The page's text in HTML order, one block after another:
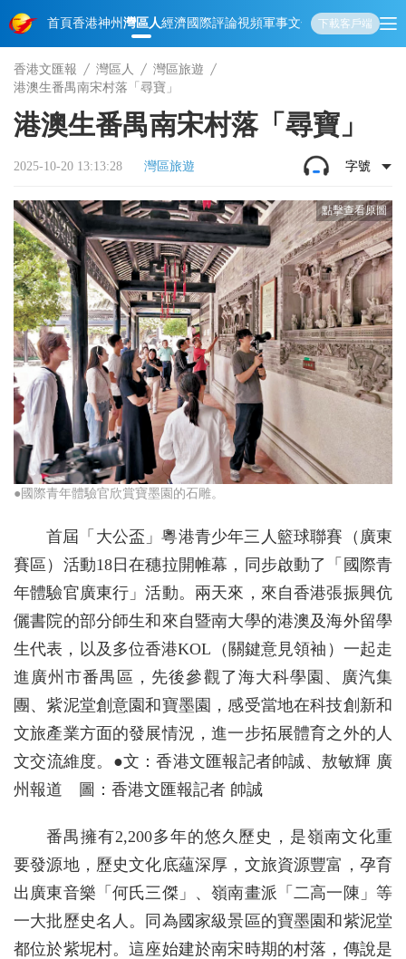
首頁香港神州 灣區人經濟國際評論視頻軍事文化 娛樂生活教育體
下載客戶端
香港文匯報 灣區人
灣區旅遊
港澳生番禺南宋村落「尋寶」
港澳生番禺南宋村落「尋寶」
2025-10-20 13:13:28 灣區旅遊 字號
●國際青年體驗官欣賞寶墨園的石雕。
首屆「大公盃」粵港青少年三人籃球聯賽（廣東
賽區）活動18日在穗拉開帷幕，同步啟動了「國際青
年體驗官廣東行」活動。兩天來，來自香港張振興伉
儷書院的部分師生和來自暨南大學的港澳及海外留學
生代表，以及多位香港KOL（關鍵意見領袖）一起走
進廣州市番禺區，先後參觀了海大科學園、廣汽集
團、紫泥堂創意園和寶墨園，感受當地在科技創新和
文旅產業方面的發展情況，進一步拓展體育之外的人
文交流維度。●文：香港文匯報記者帥誠、敖敏輝 廣
州報道 圖：香港文匯報記者 帥誠
番禺擁有2,200多年的悠久歷史，是嶺南文化重
要發源地，歷史文化底蘊深厚，文旅資源豐富，孕育
出廣東音樂「何氏三傑」、嶺南畫派「二高一陳」等
一大批歷史名人。同為國家級景區的寶墨園和紫泥堂
都位於紫坭村。這座始建於南宋時期的村落，傳說是